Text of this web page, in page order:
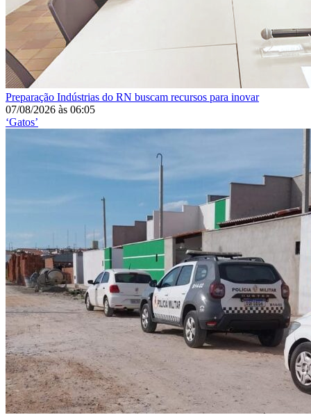
Preparação Indústrias do RN buscam recursos para inovar
07/08/2026 às 06:05
‘Gatos’